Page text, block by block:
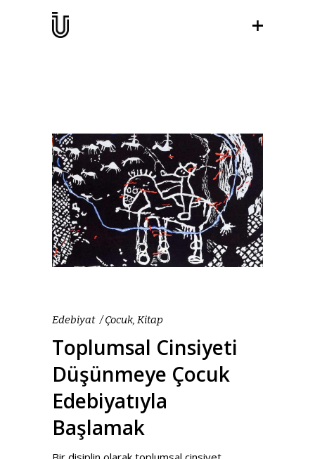
Edebiyat Çocuk, Kitap
Toplumsal Cinsiyeti
Düşünmeye Çocuk
Edebiyatıyla
Başlamak